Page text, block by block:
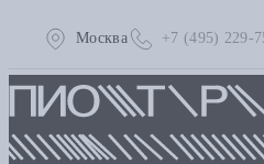
Москва +7 (495) 229-